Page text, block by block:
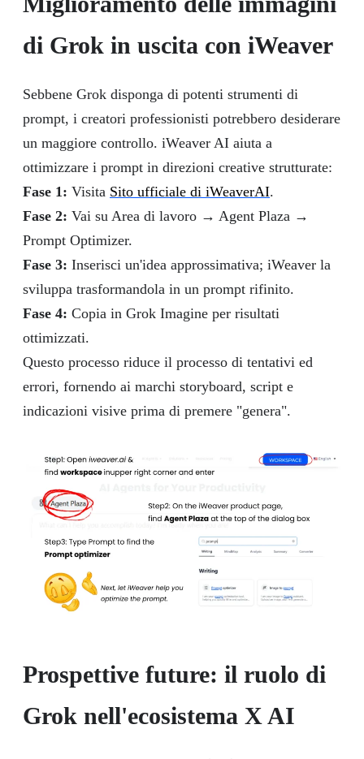
di Grok in uscita con iWeaver
Sebbene Grok disponga di potenti strumenti di
prompt, i creatori professionisti potrebbero desiderare
un maggiore controllo. iWeaver AI aiuta a
ottimizzare i prompt in direzioni creative strutturate:
Fase 1: Visita Sito ufficiale di iWeaverAI.
Fase 2: Vai su Area di lavoro → Agent Plaza →
Prompt Optimizer.
Fase 3: Inserisci un'idea approssimativa; iWeaver la
sviluppa trasformandola in un prompt rifinito.
Fase 4: Copia in Grok Imagine per risultati
ottimizzati.
Questo processo riduce il processo di tentativi ed
errori, fornendo ai marchi storyboard, script e
indicazioni visive prima di premere "genera".
Prospettive future: il ruolo di
Grok nell'ecosistema X AI